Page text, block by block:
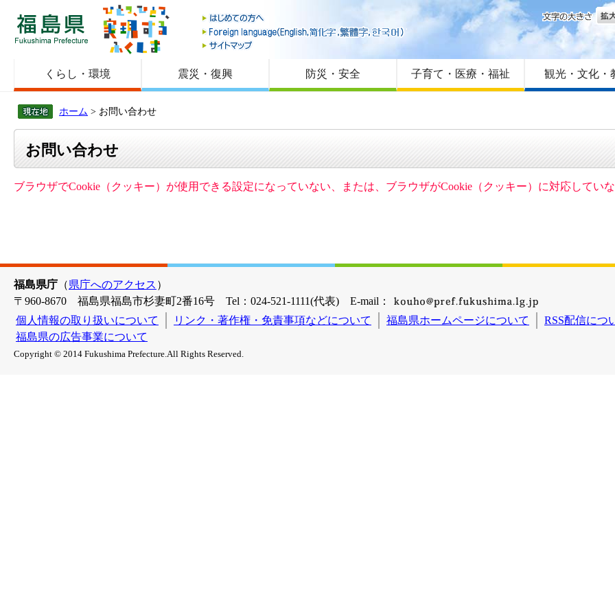
福島県
はじめての方へ
Foreign language
サイトマップ
文字
くらし・環境 震災・復興 防災・安全 子育て・医療・福祉 観光・文化・
ホーム > お問い合わせ
お問い合わせ
ブラウザでCookie（クッキー）が使用できる設定になっていない、または、ブラウザがCookie（クッキー）に対応してい
福島県庁 （県庁へのアクセス ）
〒960-8670 福島県福島市杉妻町2番16号 Tel：024-521-1111(代表) E-mail：
個人情報の取り扱いについて
リンク・著作権・免責事項などについて 福島県ホームページについて
RSS配信につ
福島県の広告事業について
Copyright © 2014 Fukushima Prefecture.All Rights Reserved.